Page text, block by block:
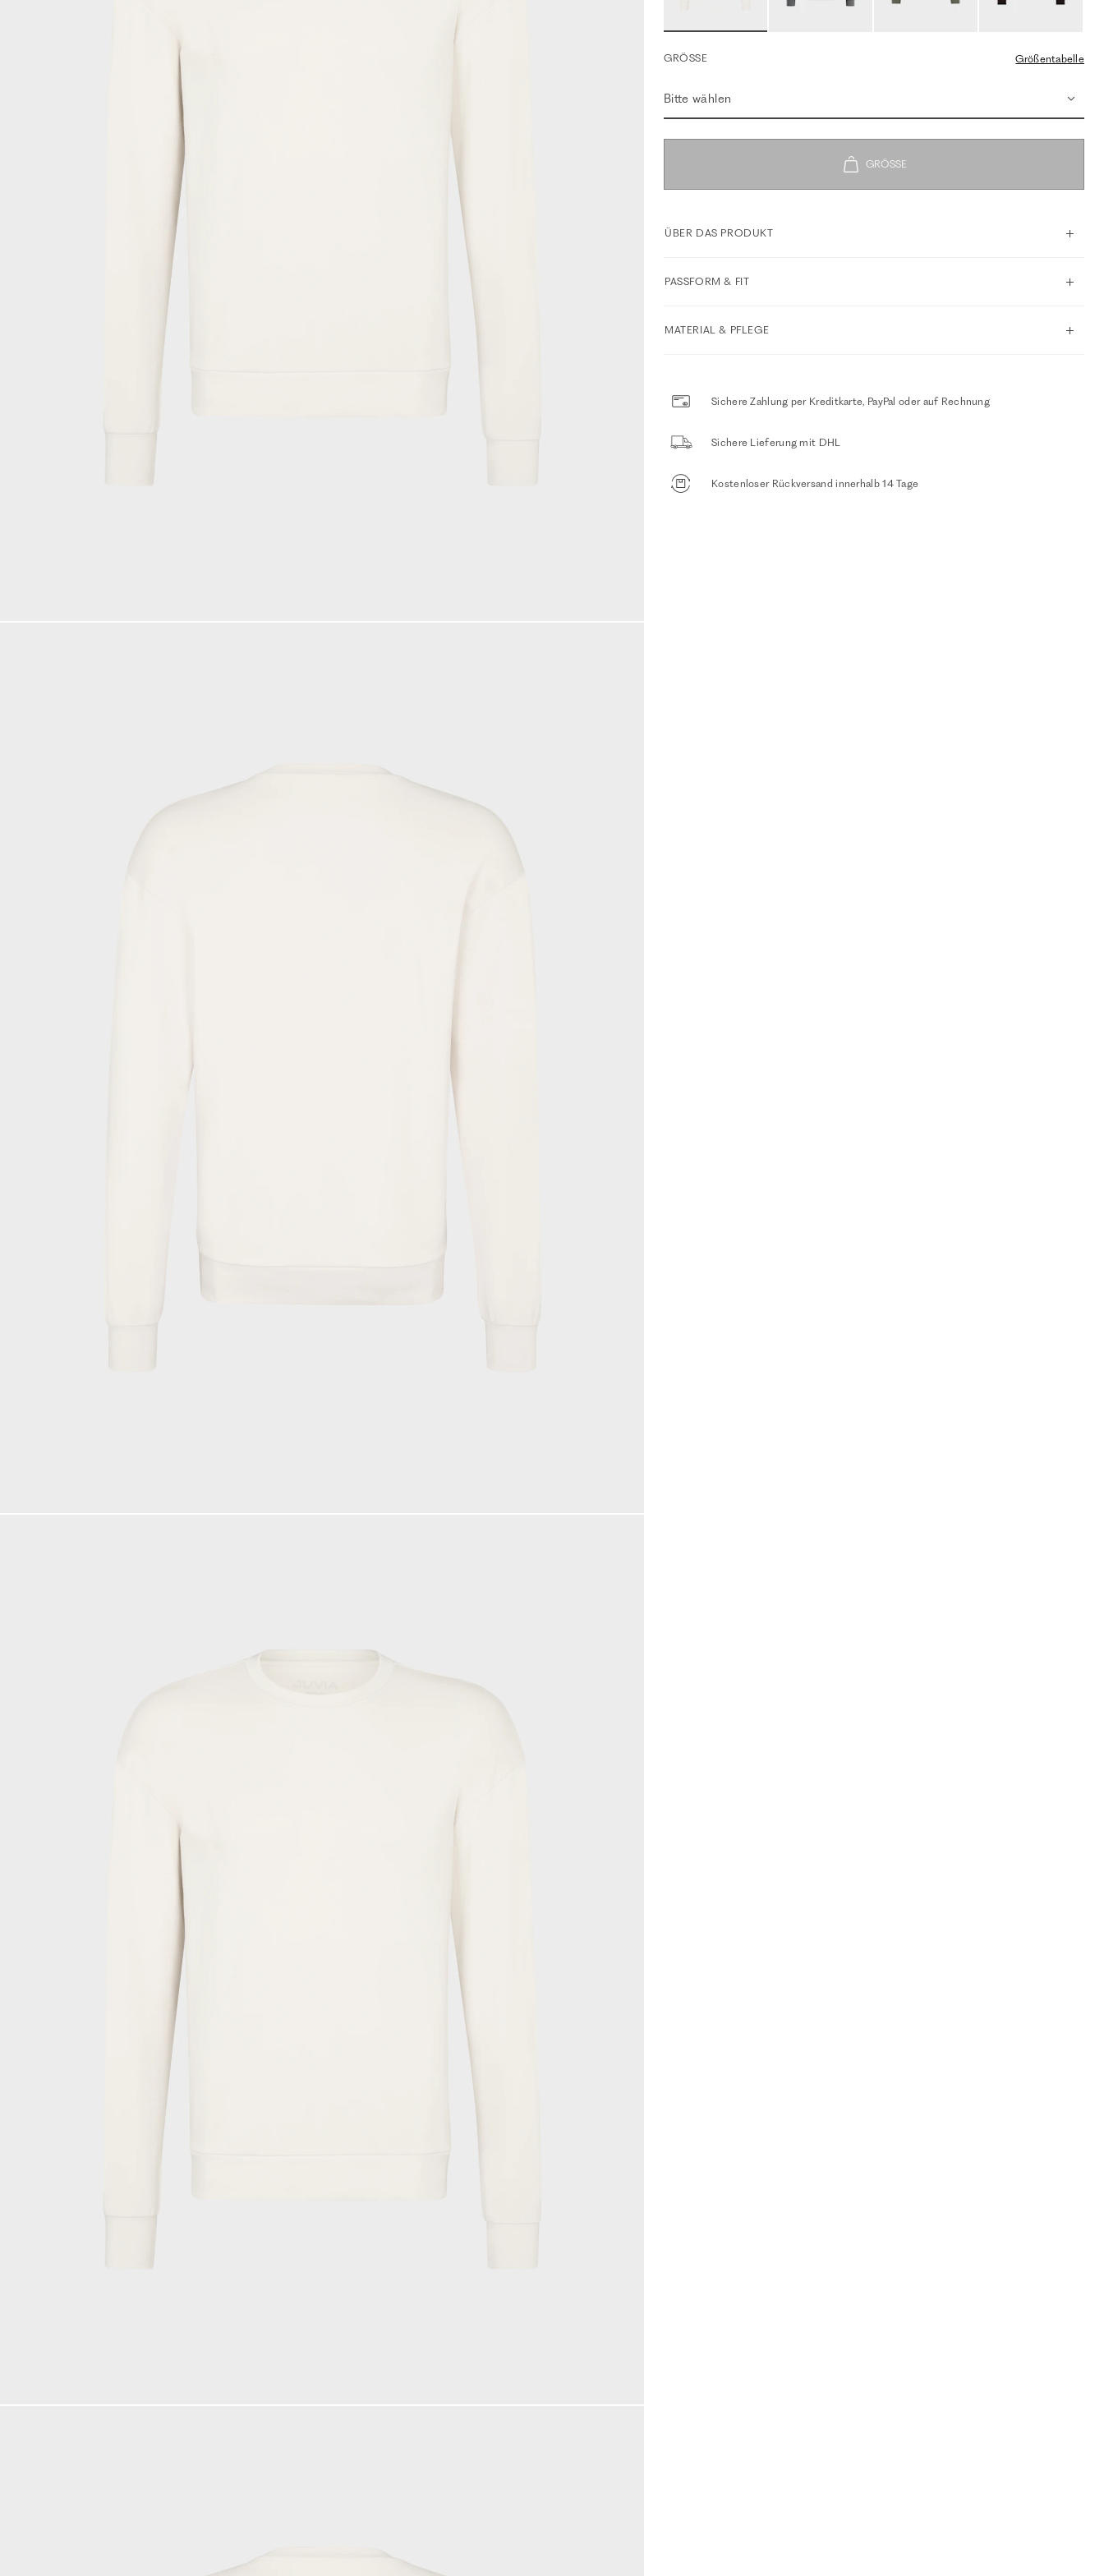
GRÖSSE Größentabelle
Bitte wählen
ÜBER DAS PRODUKT
PASSFORM & FIT
MATERIAL & PFLEGE
Sichere Zahlung per Kreditkarte, PayPal oder auf Rechnung
Sichere Lieferung mit DHL
Kostenloser Rückversand innerhalb 14 Tage